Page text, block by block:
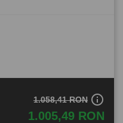
1.005,49 RON
1.058,41 RON info_outline